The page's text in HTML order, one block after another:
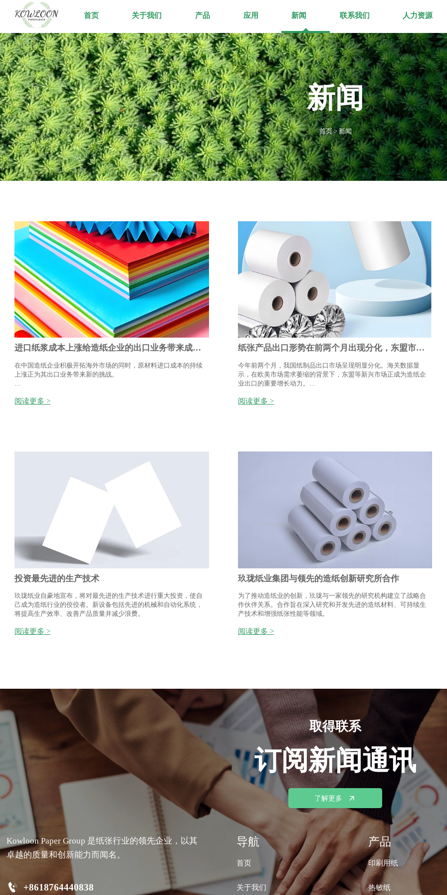
首页 关于我们 产品 应用 新闻 联系我们 人力资源
新闻
首页>新闻
进口纸浆成本上涨给造纸企业的出口业务带来成本
在中国造纸企业积极开拓海外市场的同时，原材料进口成本的持续
上涨正为其出口业务带来新的挑战。
长76.73%，同比增长24.82%；阔叶浆76.03万吨，环比增长6.75%，
阅读更多 >
纸张产品出口形势在前两个月出现分化，东盟市场
今年前两个月，我国纸制品出口市场呈现明显分化。海关数据显
示，在欧美市场需求萎缩的背景下，东盟等新兴市场正成为造纸企
业出口的重要增长动力。
具体来看，前两个月我国对东盟出口无机涂布纸5.8万吨，同比增长
阅读更多 >
投资最先进的生产技术
玖珑纸业自豪地宣布，将对最先进的生产技术进行重大投资，使自
己成为造纸行业的佼佼者。新设备包括先进的机械和自动化系统，
将提高生产效率、改善产品质量并减少浪费。
阅读更多 >
玖珑纸业集团与领先的造纸创新研究所合作
为了推动造纸业的创新，玖珑与一家领先的研究机构建立了战略合
作伙伴关系。合作旨在深入研究和开发先进的造纸材料、可持续生
产技术和增强纸张性能等领域。
阅读更多 >
取得联系
订阅新闻通讯
了解更多
Kowloon Paper Group 是纸张行业的领先企业，以其
卓越的质量和创新能力而闻名。
 +8618764440838
导航
首页
关于我们
产品
印刷用纸
热敏纸